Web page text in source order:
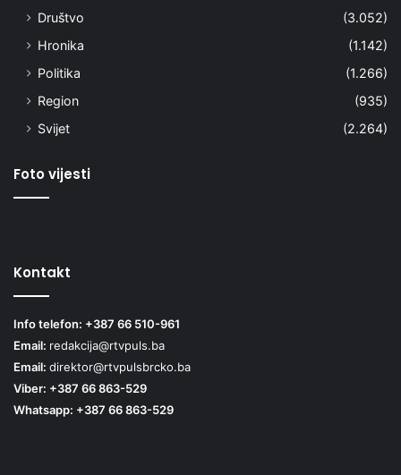
Društvo
(3.052)
Hronika
(1.142)
Politika
(1.266)
Region
(935)
Svijet
(2.264)
Foto vijesti
Kontakt
Info telefon: +387 66 510-961
Email: redakcija@rtvpuls.ba
Email: direktor@rtvpulsbrcko.ba
Viber: +387 66 863-529
Whatsapp: +387 66 863-529